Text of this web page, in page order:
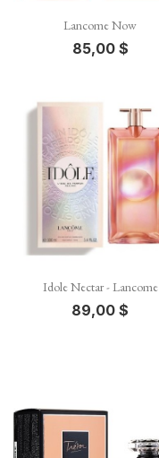
Lancome Now
85,00 $
Idole Nectar - Lancome
89,00 $